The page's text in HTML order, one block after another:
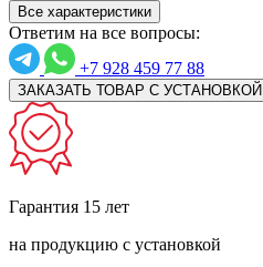
Все характеристики
Ответим на все вопросы:
+7 928 459 77 88
ЗАКАЗАТЬ ТОВАР С УСТАНОВКОЙ
Гарантия 15 лет
на продукцию с установкой